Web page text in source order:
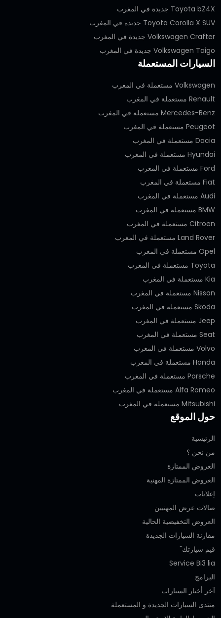
Toyota bZ4X جديدة في المغرب
Toyota Corolla X SUV جديدة في المغرب
Volkswagen Crafter جديدة في المغرب
Volkswagen Taigo جديدة في المغرب
السيارات المستعملة
Volkswagen مستعملة في المغرب
Renault مستعملة في المغرب
Mercedes-Benz مستعملة في المغرب
Peugeot مستعملة في المغرب
Dacia مستعملة في المغرب
Hyundai مستعملة في المغرب
Ford مستعملة في المغرب
Fiat مستعملة في المغرب
Audi مستعملة في المغرب
BMW مستعملة في المغرب
Citroën مستعملة في المغرب
Land Rover مستعملة في المغرب
Opel مستعملة في المغرب
Toyota مستعملة في المغرب
Kia مستعملة في المغرب
Nissan مستعملة في المغرب
Skoda مستعملة في المغرب
Jeep مستعملة في المغرب
Seat مستعملة في المغرب
Volvo مستعملة في المغرب
Honda مستعملة في المغرب
Porsche مستعملة في المغرب
Alfa Romeo مستعملة في المغرب
Mitsubishi مستعملة في المغرب
حول الموقع
الرئيسية
من نحن ؟
العروض الممتازة
العروض الممتازة المهنية‎
إعلانات
صالات عرض المهنيين
العروض التخفيضية الحالية
مقارنة السيارات الجديدة
قيم سيارتك"
Service Bi3 lia
البرامج
آخر أخبار السيارات
منتدى السيارات الجديدة و المستعملة